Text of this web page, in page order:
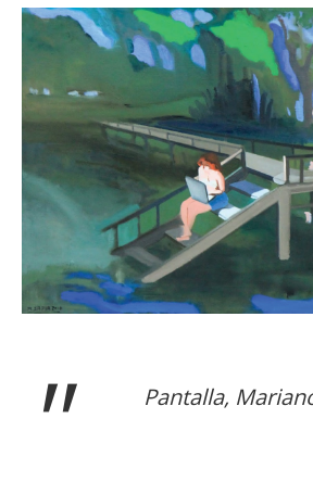
Pantalla,